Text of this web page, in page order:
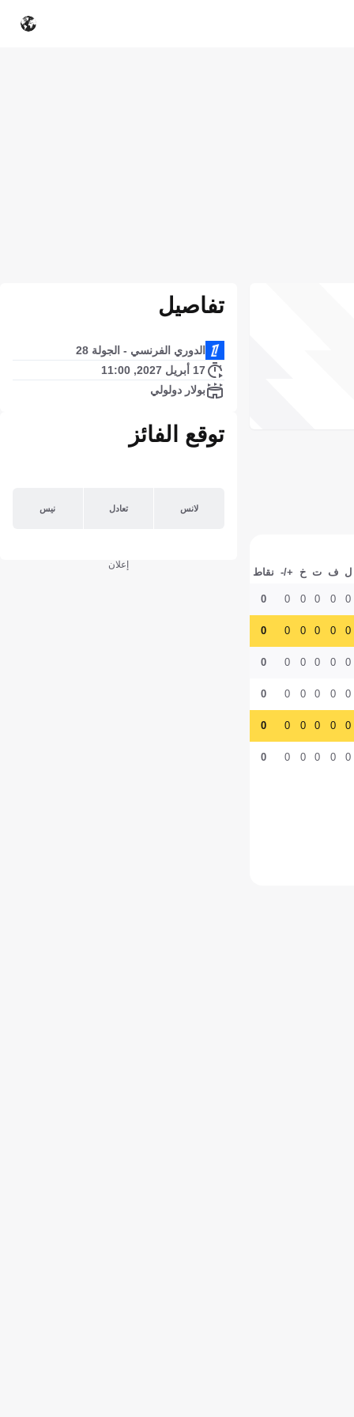
ل ف ت خ +/- نقاط
0
0
0
0
0
0
0
0
0
0
0
0
0
0
0
0
0
0
0
0
0
0
0
0
0
0
0
0
0
0
0
0
0
0
0
0
تفاصيل
الدوري الفرنسي - الجولة 28
17 أبريل 2027, 11:00
بولار دولولي
توقع الفائز
لانس تعادل نيس
إعلان